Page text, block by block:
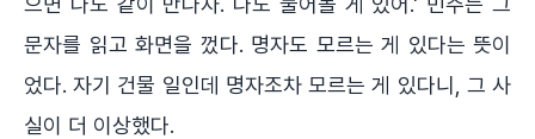
문자를 읽고 화면을 껐다. 명자도 모르는 게 있다는 뜻이
었다. 자기 건물 일인데 명자조차 모르는 게 있다니, 그 사
실이 더 이상했다.